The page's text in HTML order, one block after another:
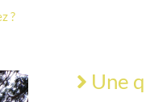
?
Une